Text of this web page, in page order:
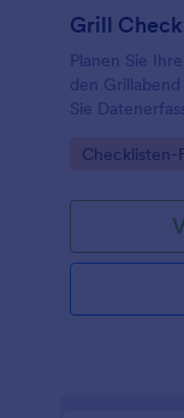
Grill
Planen Sie
den
Sie
Go to
Checklisten-